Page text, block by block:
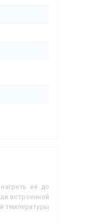
её до
встроенной
температуры